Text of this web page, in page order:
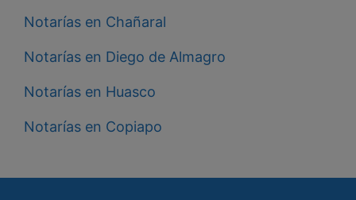
Notarías en Chañaral
Notarías en Diego de Almagro
Notarías en Huasco
Notarías en Copiapo